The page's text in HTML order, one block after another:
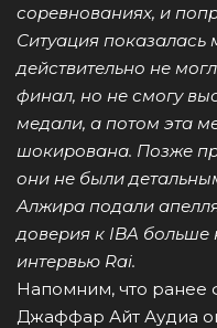
соревнованиях, и
Ситуация
действительно не
финал, но не смогу
медали, а потом эта
шокирована. Позже
они не были
Алжира подали
доверия к IBA больше
интервью Rai.
Напомним, что ранее
Джаффар Айт Аудиа